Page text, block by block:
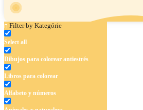
Filter by Kategórie
Select all
Dibujos para colorear antiestrés
Libros para colorear
Alfabeto y números